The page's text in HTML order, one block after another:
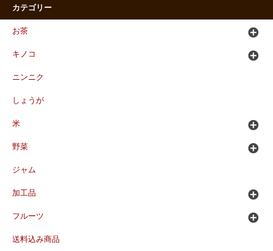
カテゴリー
お茶
キノコ
ニンニク
しょうが
米
野菜
ジャム
加工品
フルーツ
送料込み商品